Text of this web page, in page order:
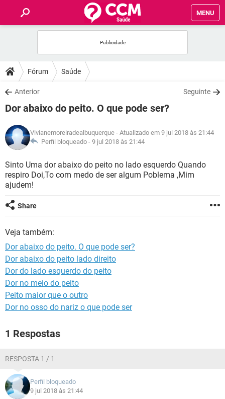
MENU
FÓRUM
SAÚDE
NUTRIÇÃO
BEM-ESTAR
Fórum Saúde
Anterior Seguinte
Dor abaixo do peito. O que pode ser?
Vivianemoreiradealbuquerque - Atualizado em 9 jul 2018 às 21:44
Perfil bloqueado - 9 jul 2018 às 21:44
Sinto Uma dor abaixo do peito no lado esquerdo Quando
respiro Doi,To com medo de ser algum Poblema ,Mim
ajudem!
Share
Veja também:
Dor abaixo do peito. O que pode ser?
Dor abaixo do peito lado direito
Dor do lado esquerdo do peito
Dor no meio do peito
Peito maior que o outro
Dor no osso do nariz o que pode ser
1 Respostas
RESPOSTA 1 / 1
Perfil bloqueado
9 jul 2018 às 21:44